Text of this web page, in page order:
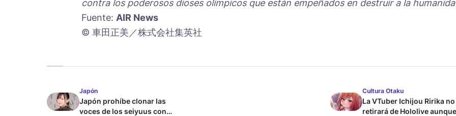
contra los poderosos dioses olímpicos que están empeñados en destruir a la
Fuente: AIR News
© 車田正美／株式会社集英社
Japón
Japón prohíbe clonar las
voces de los seiyuus con
Cultura Otaku
La VTuber Ichijou Ririka no
retirará de Hololive